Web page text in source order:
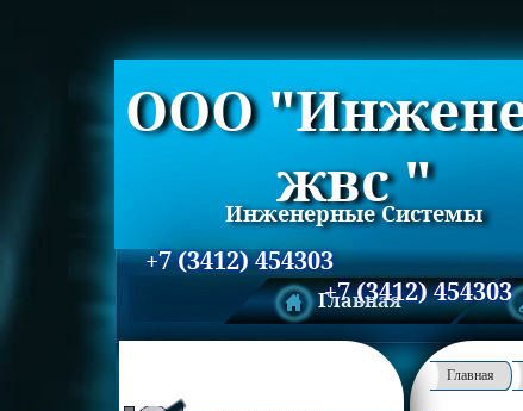
ООО
жвс "
Инженерные Системы
+7 (3412) 454303
+7 (3412) 454303
Главная
Главная